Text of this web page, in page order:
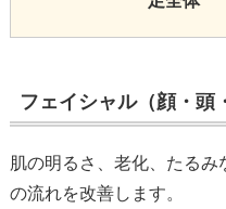
フェイシャル（顔・頭
肌の明るさ、老化、たる
の流れを改善します。